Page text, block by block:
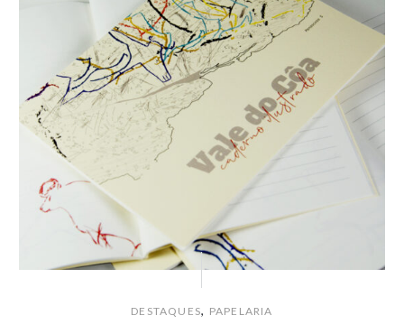
DESTAQUES, PAPELARIA